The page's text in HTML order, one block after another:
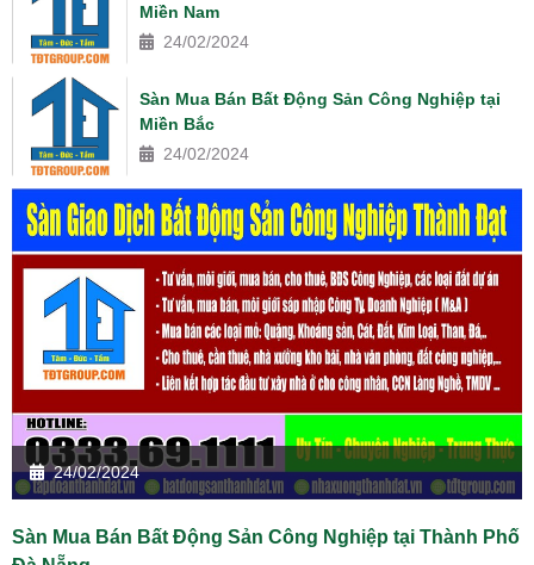
Miền Nam
24/02/2024
Sàn Mua Bán Bất Động Sản Công Nghiệp tại
Miền Bắc
24/02/2024
24/02/2024
Sàn Mua Bán Bất Động Sản Công Nghiệp tại Thành Phố